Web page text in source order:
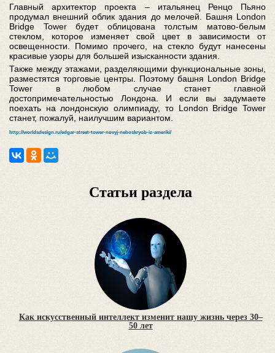
Главный архитектор проекта – итальянец Ренцо Пьяно
продумал внешний облик здания до мелочей. Башня London
Bridge Tower будет облицована толстым матово-белым
стеклом, которое изменяет свой цвет в зависимости от
освещенности. Помимо прочего, на стекло будут нанесены
красивые узоры для большей изысканности здания.
Также между этажами, разделяющими функциональные зоны,
разместятся торговые центры. Поэтому башня London Bridge
Tower в любом случае станет главной
достопримечательностью Лондона. И если вы задумаете
поехать на лондонскую олимпиаду, то London Bridge Tower
станет, пожалуй, наилучшим вариантом.
http://worldsdesign.ru/edgar-street-tower-novyj-neboskryob-iz-ameriki/
Статьи раздела
Как искусственный интеллект изменит нашу жизнь через 30–
50 лет